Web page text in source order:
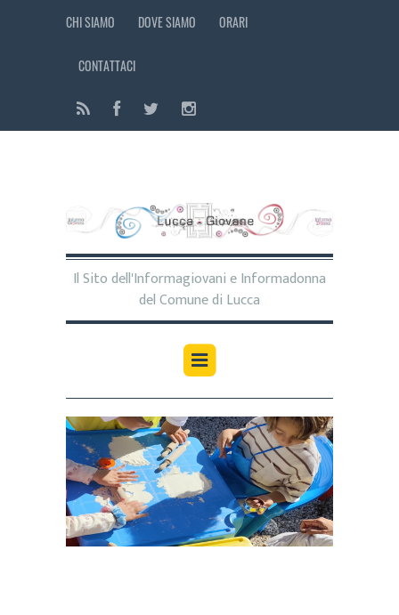
CHI SIAMO DOVE SIAMO ORARI
CONTATTACI
Il Sito dell'Informagiovani e Informadonna
del Comune di Lucca